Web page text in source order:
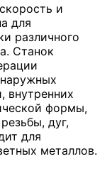
и
для
различного
Станок
внутренних
формы,
дуг,
для
металлов.